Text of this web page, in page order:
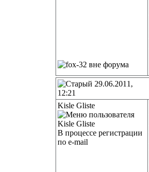
29.06.2011,
12:21
Kisle Gliste
В процессе регистрации
по e-mail